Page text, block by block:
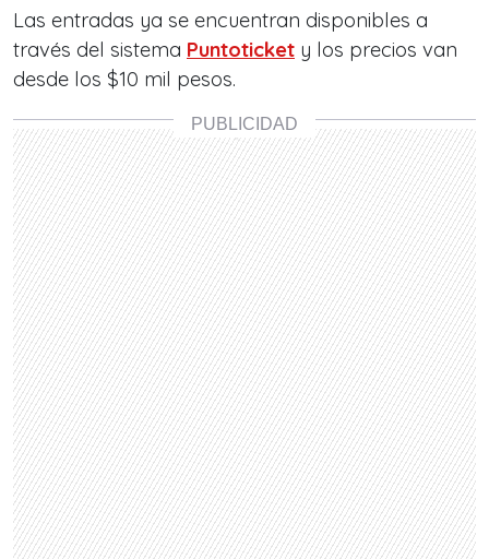
Las entradas ya se encuentran disponibles a
través del sistema Puntoticket y los precios van
desde los $10 mil pesos.